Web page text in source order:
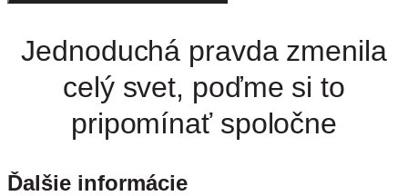
Jednoduchá pravda zmenila
celý svet, poďme si to
pripomínať spoločne
Ďalšie informácie